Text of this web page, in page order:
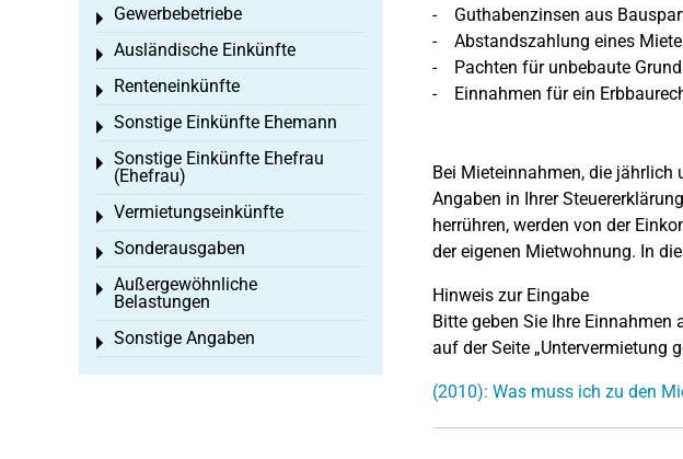
- Guthabenzinsen aus
- Abstandszahlung eines
- Pachten für unbebaute
- Einnahmen für ein
Bei Mieteinnahmen, die jährlich
Angaben in Ihrer
herrühren, werden von der
der eigenen Mietwohnung. In
Hinweis zur Eingabe
Bitte geben Sie Ihre Einnahmen
auf der Seite „Untervermietung
(2010): Was muss ich zu den
Gewerbebetriebe
Toggle menu
Ausländische Einkünfte
Toggle menu
Renteneinkünfte
Toggle menu
Sonstige Einkünfte Ehemann
Toggle menu
Sonstige Einkünfte Ehefrau
(Ehefrau)
Toggle menu
Vermietungseinkünfte
Toggle menu
Sonderausgaben
Toggle menu
Außergewöhnliche
Belastungen
Toggle menu
Sonstige Angaben
Toggle menu